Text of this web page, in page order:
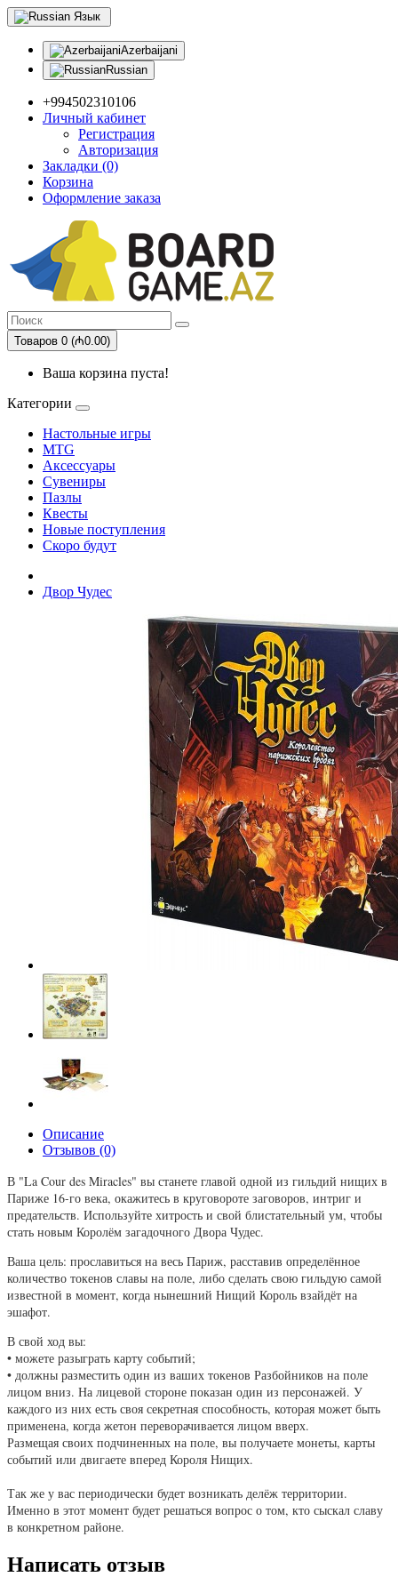
Язык
Azerbaijani
Russian
+994502310106
Личный кабинет
Регистрация
Авторизация
Закладки (0)
Корзина
Оформление заказа
Товаров 0 (₼0.00)
Ваша корзина пуста!
Категории
Настольные игры
MTG
Аксессуары
Сувениры
Пазлы
Квесты
Новые поступления
Скоро будут
Двор Чудес
Описание
Отзывов (0)
В "La Cour des Miracles" вы станете главой одной из гильдий нищих в
Париже 16-го века, окажитесь в круговороте заговоров, интриг и
предательств. Используйте хитрость и свой блистательный ум, чтобы
стать новым Королём загадочного Двора Чудес.
Ваша цель: прославиться на весь Париж, расставив определённое
количество токенов славы на поле, либо сделать свою гильдую самой
известной в момент, когда нынешний Нищий Король взайдёт на
эшафот.
В свой ход вы:
• можете разыграть карту событий;
• должны разместить один из ваших токенов Разбойников на поле
лицом вниз. На лицевой стороне показан один из персонажей. У
каждого из них есть своя секретная способность, которая может быть
применена, когда жетон переворачивается лицом вверх.
Размещая своих подчиненных на поле, вы получаете монеты, карты
событий или двигаете вперед Короля Нищих.
Так же у вас периодически будет возникать делёж территории.
Именно в этот момент будет решаться вопрос о том, кто сыскал славу
в конкретном районе.
Написать отзыв